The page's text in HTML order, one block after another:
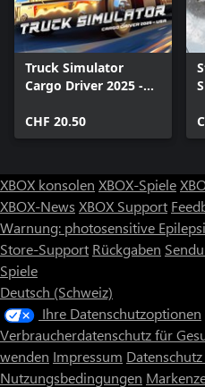
Truck Simulator
Cargo Driver 2025 -
CHF 20.50
XBOX konsolen XBOX-Spiele
XBOX-News XBOX Support
Warnung: photosensitive
Store-Support Rückgaben
Spiele
Deutsch (Schweiz)
Ihre Datenschutzoptionen
Verbraucherdatenschutz für
wenden Impressum
Nutzungsbedingungen